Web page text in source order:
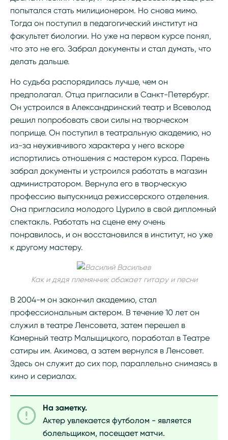
попытался стать милиционером. Но снова мимо.
Тогда он поступил в педагогический институт на
факультет биологии. Но уже на первом курсе понял,
что это не его. Забрал документы и стал думать, что
делать дальше.
Но судьба распорядилась лучше, чем он
предполагал. Отца пригласили в Санкт-Петербург.
Он устроился в Александринский театр и Всеволод
решил попробовать свои силы на творческом
поприще. Он поступил в театральную академию, но
из-за неуживчивого характера у него вскоре
испортились отношения с мастером курса. Парень
забрал документы и устроился работать в магазин
администратором. Вернула его в творческую
профессию выпускница режиссерского отделения.
Она пригласила молодого Цурило в свой дипломный
спектакль. Работать на сцене ему очень
понравилось, и он восстановился в институт, но уже
к другому мастеру.
Как и дядя племянник обожает гитару и песни
В 2004-м он закончил академию, стал
профессиональным актером. В течение 10 лет он
служил в театре Ленсовета, затем перешел в
Камерный театр Малыщицкого, поработал в Театре
сатиры им. Акимова, а затем вернулся в Ленсовет.
Здесь он служит до сих пор, параллельно снимаясь в
кино и сериалах.
На заметку.
Актер увлекается футболом - является
болельщиком, посещает матчи.